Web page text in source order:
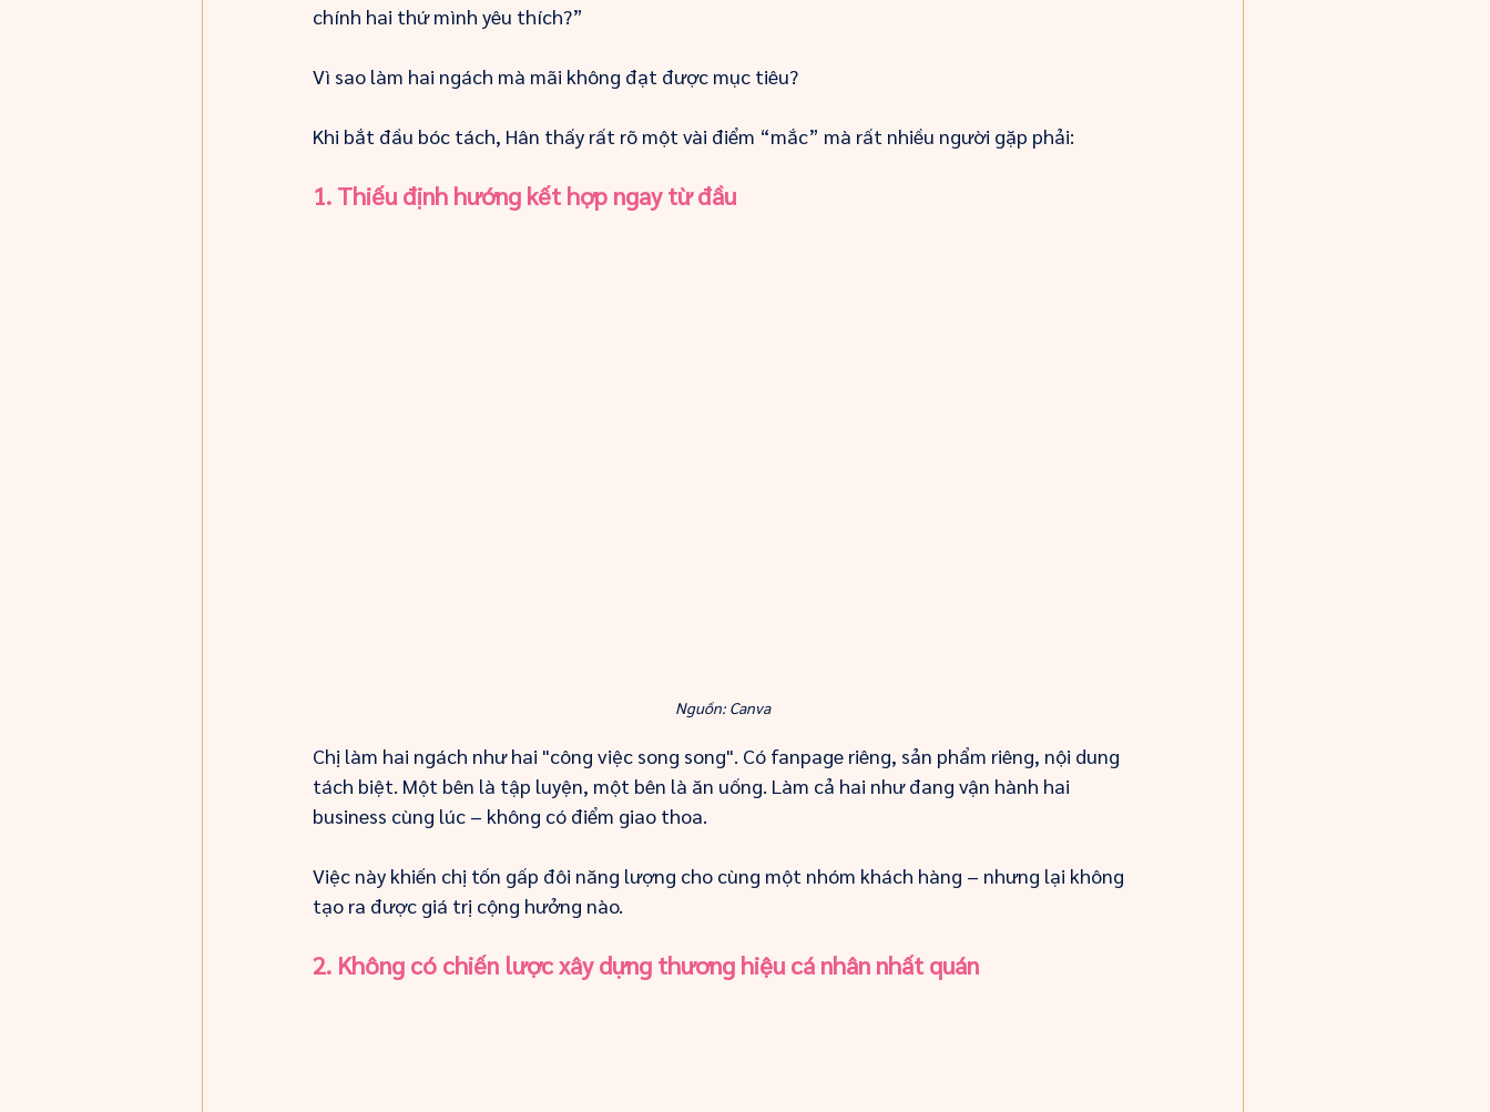
chính hai thứ mình yêu thích?”
Vì sao làm hai ngách mà mãi không đạt được mục tiêu?
Khi bắt đầu bóc tách, Hân thấy rất rõ một vài điểm “mắc” mà rất nhiều người gặp phải:
1. Thiếu định hướng kết hợp ngay từ đầu
Nguồn: Canva
Chị làm hai ngách như hai "công việc song song". Có fanpage riêng, sản phẩm riêng, nội dung
tách biệt. Một bên là tập luyện, một bên là ăn uống. Làm cả hai như đang vận hành hai
business cùng lúc – không có điểm giao thoa.
Việc này khiến chị tốn gấp đôi năng lượng cho cùng một nhóm khách hàng – nhưng lại không
tạo ra được giá trị cộng hưởng nào.
2. Không có chiến lược xây dựng thương hiệu cá nhân nhất quán